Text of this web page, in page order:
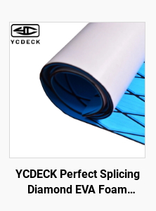
YCDECK Perfect Splicing
Diamond EVA Foam